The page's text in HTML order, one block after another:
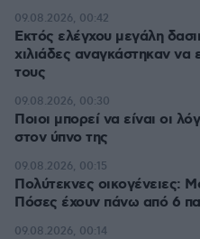
Εκτός ελέγχου μεγάλη
χιλιάδες αναγκάστηκαν να
τους
09.08.2026, 00:42
Ποιοι μπορεί να είναι οι
στον ύπνο της
09.08.2026, 00:30
Πολύτεκνες οικογένειες:
Πόσες έχουν πάνω από 6
09.08.2026, 00:15
09.08.2026, 00:14